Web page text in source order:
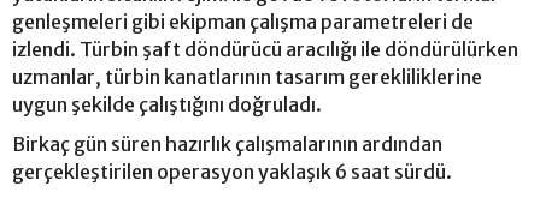
genleşmeleri gibi ekipman çalışma parametreleri de
izlendi. Türbin şaft döndürücü aracılığı ile döndürülürken
uzmanlar, türbin kanatlarının tasarım gerekliliklerine
uygun şekilde çalıştığını doğruladı.
Birkaç gün süren hazırlık çalışmalarının ardından
gerçekleştirilen operasyon yaklaşık 6 saat sürdü.